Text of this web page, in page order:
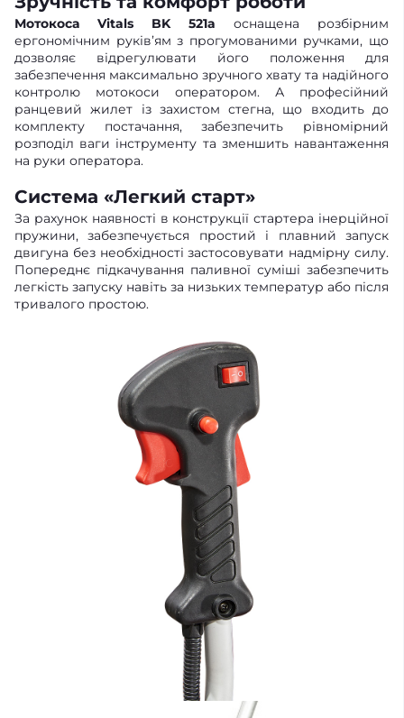
Мотокоса Vitals BK 521a оснащена розбірним
ергономічним руків’ям з прогумованими ручками, що
дозволяє відрегулювати його положення для
забезпечення максимально зручного хвату та надійного
контролю мотокоси оператором. А професійний
ранцевий жилет із захистом стегна, що входить до
комплекту постачання, забезпечить рівномірний
розподіл ваги інструменту та зменшить навантаження
на руки оператора.
Система «Легкий старт»
За рахунок наявності в конструкції стартера інерційної
пружини, забезпечується простий і плавний запуск
двигуна без необхідності застосовувати надмірну силу.
Попереднє підкачування паливної суміші забезпечить
легкість запуску навіть за низьких температур або після
тривалого простою.